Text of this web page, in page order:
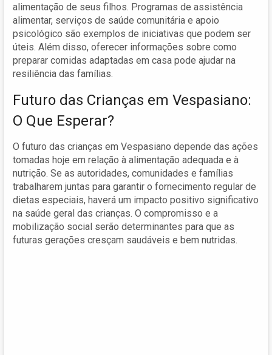
alimentação de seus filhos. Programas de assistência
alimentar, serviços de saúde comunitária e apoio
psicológico são exemplos de iniciativas que podem ser
úteis. Além disso, oferecer informações sobre como
preparar comidas adaptadas em casa pode ajudar na
resiliência das famílias.
Futuro das Crianças em Vespasiano:
O Que Esperar?
O futuro das crianças em Vespasiano depende das ações
tomadas hoje em relação à alimentação adequada e à
nutrição. Se as autoridades, comunidades e famílias
trabalharem juntas para garantir o fornecimento regular de
dietas especiais, haverá um impacto positivo significativo
na saúde geral das crianças. O compromisso e a
mobilização social serão determinantes para que as
futuras gerações cresçam saudáveis e bem nutridas.